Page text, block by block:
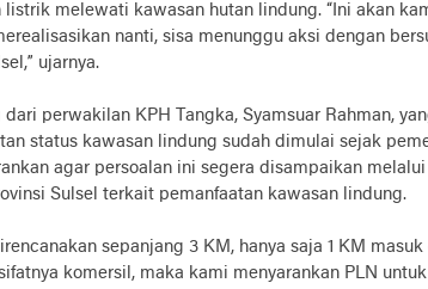
melewati kawasan hutan lindung. “Ini akan
nanti, sisa menunggu aksi dengan
ujarnya.
perwakilan KPH Tangka, Syamsuar Rahman,
status kawasan lindung sudah dimulai sejak
agar persoalan ini segera disampaikan
Sulsel terkait pemanfaatan kawasan lindung.
sepanjang 3 KM, hanya saja 1 KM
komersil, maka kami menyarankan PLN